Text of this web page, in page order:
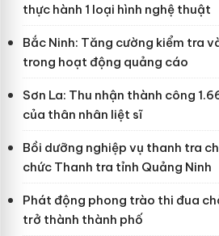
thực hành 1 loại hình nghệ thuật
Bắc Ninh: Tăng cường kiểm tra
trong hoạt động quảng cáo
Sơn La: Thu nhận thành công
của thân nhân liệt sĩ
Bồi dưỡng nghiệp vụ thanh tra
chức Thanh tra tỉnh Quảng Ninh
Phát động phong trào thi đua
trở thành thành phố